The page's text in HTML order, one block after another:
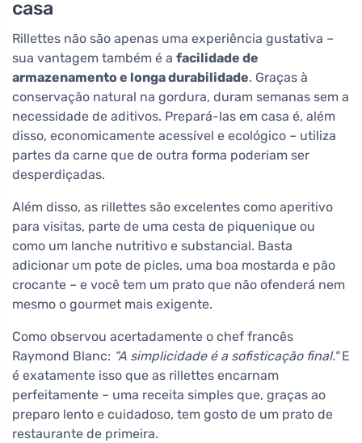
casa
Rillettes não são apenas uma experiência gustativa –
sua vantagem também é a facilidade de
armazenamento e longa durabilidade. Graças à
conservação natural na gordura, duram semanas sem a
necessidade de aditivos. Prepará-las em casa é, além
disso, economicamente acessível e ecológico – utiliza
partes da carne que de outra forma poderiam ser
desperdiçadas.
Além disso, as rillettes são excelentes como aperitivo
para visitas, parte de uma cesta de piquenique ou
como um lanche nutritivo e substancial. Basta
adicionar um pote de picles, uma boa mostarda e pão
crocante – e você tem um prato que não ofenderá nem
mesmo o gourmet mais exigente.
Como observou acertadamente o chef francês
Raymond Blanc: “A simplicidade é a sofisticação final."E
é exatamente isso que as rillettes encarnam
perfeitamente – uma receita simples que, graças ao
preparo lento e cuidadoso, tem gosto de um prato de
restaurante de primeira.